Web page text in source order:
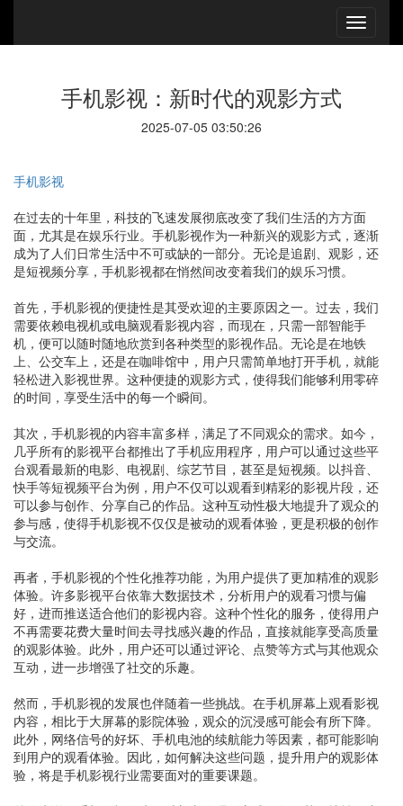
手机影视：新时代的观影方式
2025-07-05 03:50:26
手机影视
在过去的十年里，科技的飞速发展彻底改变了我们生活的方方面
面，尤其是在娱乐行业。手机影视作为一种新兴的观影方式，逐渐
成为了人们日常生活中不可或缺的一部分。无论是追剧、观影，还
是短视频分享，手机影视都在悄然间改变着我们的娱乐习惯。
首先，手机影视的便捷性是其受欢迎的主要原因之一。过去，我们
需要依赖电视机或电脑观看影视内容，而现在，只需一部智能手
机，便可以随时随地欣赏到各种类型的影视作品。无论是在地铁
上、公交车上，还是在咖啡馆中，用户只需简单地打开手机，就能
轻松进入影视世界。这种便捷的观影方式，使得我们能够利用零碎
的时间，享受生活中的每一个瞬间。
其次，手机影视的内容丰富多样，满足了不同观众的需求。如今，
几乎所有的影视平台都推出了手机应用程序，用户可以通过这些平
台观看最新的电影、电视剧、综艺节目，甚至是短视频。以抖音、
快手等短视频平台为例，用户不仅可以观看到精彩的影视片段，还
可以参与创作、分享自己的作品。这种互动性极大地提升了观众的
参与感，使得手机影视不仅仅是被动的观看体验，更是积极的创作
与交流。
再者，手机影视的个性化推荐功能，为用户提供了更加精准的观影
体验。许多影视平台依靠大数据技术，分析用户的观看习惯与偏
好，进而推送适合他们的影视内容。这种个性化的服务，使得用户
不再需要花费大量时间去寻找感兴趣的作品，直接就能享受高质量
的观影体验。此外，用户还可以通过评论、点赞等方式与其他观众
互动，进一步增强了社交的乐趣。
然而，手机影视的发展也伴随着一些挑战。在手机屏幕上观看影视
内容，相比于大屏幕的影院体验，观众的沉浸感可能会有所下降。
此外，网络信号的好坏、手机电池的续航能力等因素，都可能影响
到用户的观看体验。因此，如何解决这些问题，提升用户的观影体
验，将是手机影视行业需要面对的重要课题。